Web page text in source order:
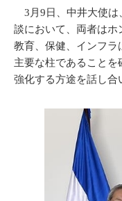
3月9日、中井大使は
談において、両者はホ
教育、保健、インフラ
主要な柱であることを
強化する方途を話し合